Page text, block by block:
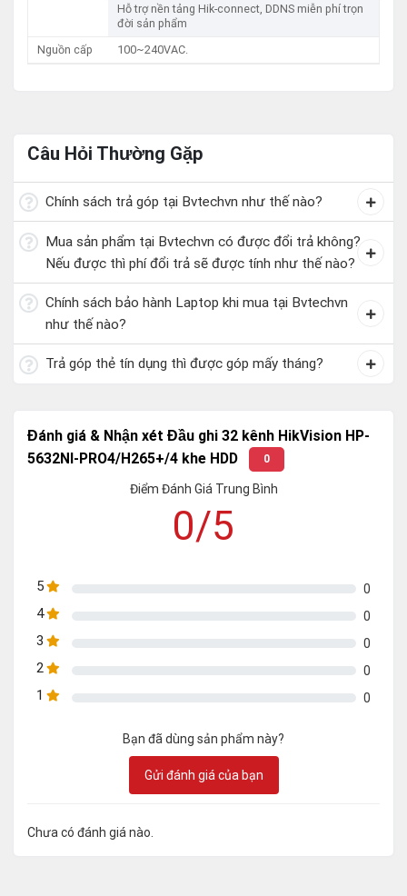
Hỗ trợ nền tảng Hik-connect, DDNS miễn phí trọn
đời sản phẩm
Nguồn cấp
100~240VAC.​
Câu Hỏi Thường Gặp
Chính sách trả góp tại Bvtechvn như thế nào?
Mua sản phẩm tại Bvtechvn có được đổi trả không?
Nếu được thì phí đổi trả sẽ được tính như thế nào?
Chính sách bảo hành Laptop khi mua tại Bvtechvn
như thế nào?
Trả góp thẻ tín dụng thì được góp mấy tháng?
Đánh giá & Nhận xét Đầu ghi 32 kênh HikVision HP-
5632NI-PRO4/H265+/4 khe HDD
0
Điểm Đánh Giá Trung Bình
0/5
5 0
4 0
3 0
2 0
1 0
Bạn đã dùng sản phẩm này?
Gửi đánh giá của bạn
Chưa có đánh giá nào.